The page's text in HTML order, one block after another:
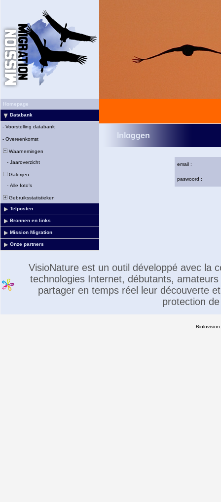
Homepage
Databank
- Voorstelling databank
- Overeenkomst
Waarnemingen
- Jaaroverzicht
Galerijen
- Alle foto's
Gebruiksstatistieken
Telposten
Bronnen en links
Mission Migration
Onze partners
Inloggen
email :
paswoord :
VisioNature est un outil développé avec la
technologies Internet, débutants,
partager en temps réel leur découverte
protection
Biolovision